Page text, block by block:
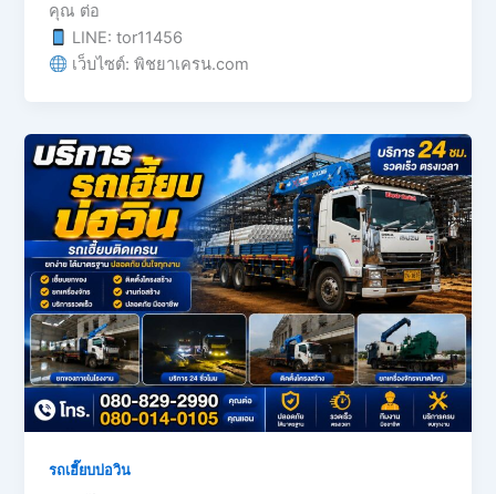
คุณ ต่อ
LINE: tor11456
เว็บไซต์: พิชยาเครน.com
รถเฮี๊ยบบ่อวิน